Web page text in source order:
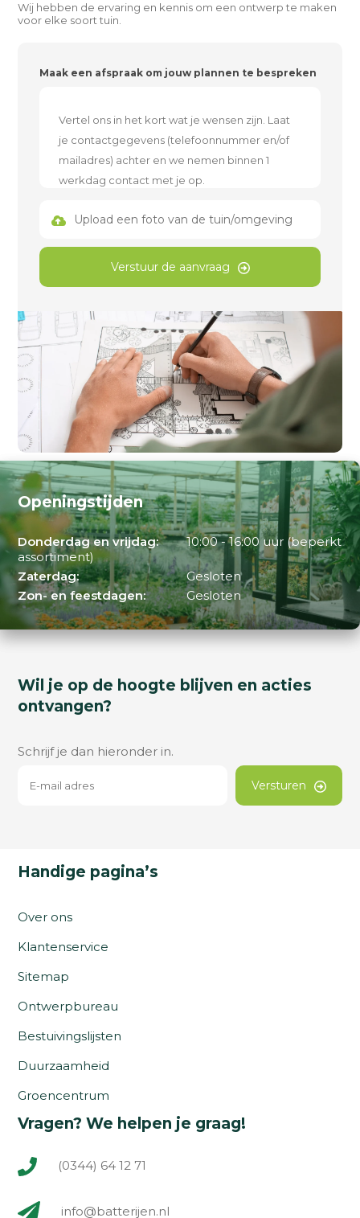
Wij hebben de ervaring en kennis om een ontwerp te maken
voor elke soort tuin.
Maak een afspraak om jouw plannen te bespreken
Upload een foto van de tuin/omgeving
Verstuur de aanvraag
Openingstijden
Donderdag en vrijdag:
10:00 - 16:00 uur (beperkt
assortiment)
Zaterdag:
Gesloten
Zon- en feestdagen:
Gesloten
Wil je op de hoogte blijven en acties
ontvangen?
Schrijf je dan hieronder in.
Versturen
Handige pagina’s
Over ons
Klantenservice
Sitemap
Ontwerpbureau
Bestuivingslijsten
Duurzaamheid
Groencentrum
Vragen? We helpen je graag!
(0344) 64 12 71
info@batterijen.nl